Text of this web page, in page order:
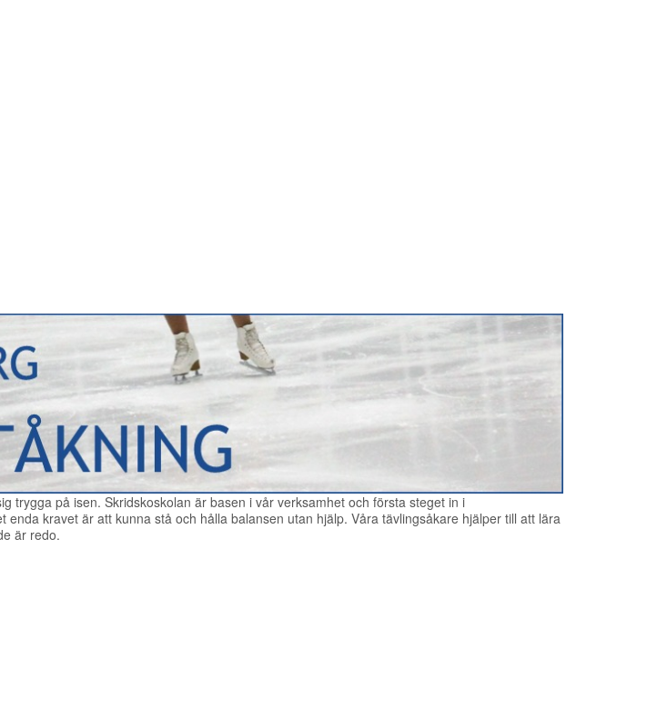
trygga på isen. Skridskoskolan är basen i vår verksamhet och första steget in i
kravet är att kunna stå och hålla balansen utan hjälp. Våra tävlingsåkare hjälper till att lära
är redo.